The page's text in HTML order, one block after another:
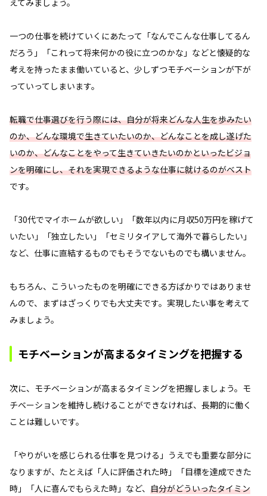
一つの仕事を続けていくにあたって「なんでこんな仕事してるん
だろう」「これって将来何かの役に立つのかな」などと懐疑的な
考えを持ったまま働いていると、少しずつモチベーションが下が
っていってしまいます。
転職で仕事選びを行う際には、自分が将来どんな人生を歩みたい
のか、どんな環境で生きていたいのか、どんなことを成し遂げた
いのか、どんなことをやって生きていきたいのかといったビジョ
ンを明確にし、それを実現できるような仕事に就けるのがベスト
です。
「30代でマイホームが欲しい」「数年以内に月収50万円を稼げて
いたい」「独立したい」「セミリタイアして海外で暮らしたい」
など、仕事に直結するものでもそうでないものでも構いません。
もちろん、こういったものを明確にできる方ばかりではありませ
んので、まずはざっくりでも大丈夫です。実現したい事を考えて
みましょう。
モチベーションが高まるタイミングを把握する
次に、モチベーションが高まるタイミングを把握しましょう。モ
チベーションを維持し続けることができなければ、長期的に働く
ことは難しいです。
「やりがいを感じられる仕事を見つける」うえでも重要な部分に
なりますが、たとえば「人に評価された時」「目標を達成できた
時」「人に喜んでもらえた時」など、 自分がどういったタイミン